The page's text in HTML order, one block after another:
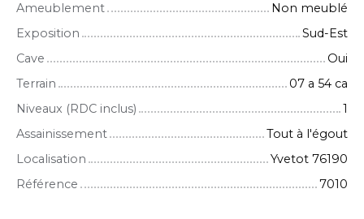
Ameublement
Non meublé
Exposition
Sud-Est
Cave
Oui
Terrain
07 a 54 ca
Niveaux (RDC inclus)
1
Assainissement
Tout à l'égout
Localisation
Yvetot 76190
Référence
7010